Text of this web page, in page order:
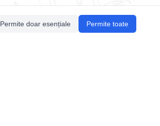
Permite doar esențiale Permite toate